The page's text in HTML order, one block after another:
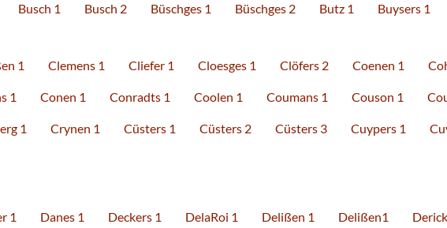
Busch 1 Busch 2 Büschges 1 Büschges 2 Butz 1 Buysers 1
1 Clemens 1 Cliefer 1 Cloesges 1 Clöfers 2 Coenen 1
1 Conen 1 Conradts 1 Coolen 1 Coumans 1 Couson 1
1 Crynen 1 Cüsters 1 Cüsters 2 Cüsters 3 Cuypers 1
1 Danes 1 Deckers 1 DelaRoi 1 Delißen 1 Delißen1